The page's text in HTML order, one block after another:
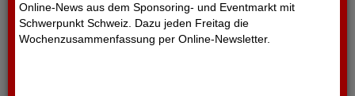
Online-News aus dem Sponsoring- und Eventmarkt mit
Schwerpunkt Schweiz. Dazu jeden Freitag die
Wochenzusammenfassung per Online-Newsletter.